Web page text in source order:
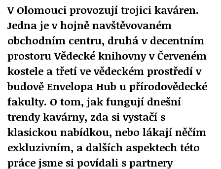
V Olomouci provozují trojici kaváren.
Jedna je v hojně navštěvovaném
obchodním centru, druhá v decentním
prostoru Vědecké knihovny v Červeném
kostele a třetí ve vědeckém prostředí v
budově Envelopa Hub u přírodovědecké
fakulty. O tom, jak fungují dnešní
trendy kavárny, zda si vystačí s
klasickou nabídkou, nebo lákají něčím
exkluzivním, a dalších aspektech této
práce jsme si povídali s partnery